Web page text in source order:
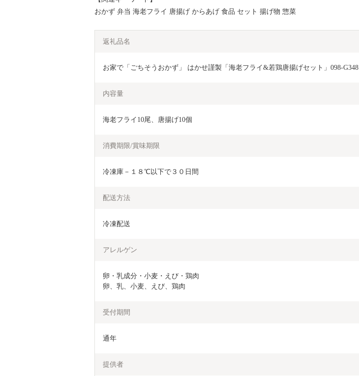
おかず 弁当 海老フライ 唐揚げ からあげ 食品 セット 揚げ物 惣菜
返礼品名
お家で「ごちそうおかず」 はかせ謹製「海老フライ&若鶏唐揚げセット」098-G348
内容量
海老フライ10尾、唐揚げ10個
消費期限/賞味期限
冷凍庫－１８℃以下で３０日間
配送方法
冷凍配送
アレルゲン
卵・乳成分・小麦・えび・鶏肉
卵、乳、小麦、えび、鶏肉
受付期間
通年
提供者